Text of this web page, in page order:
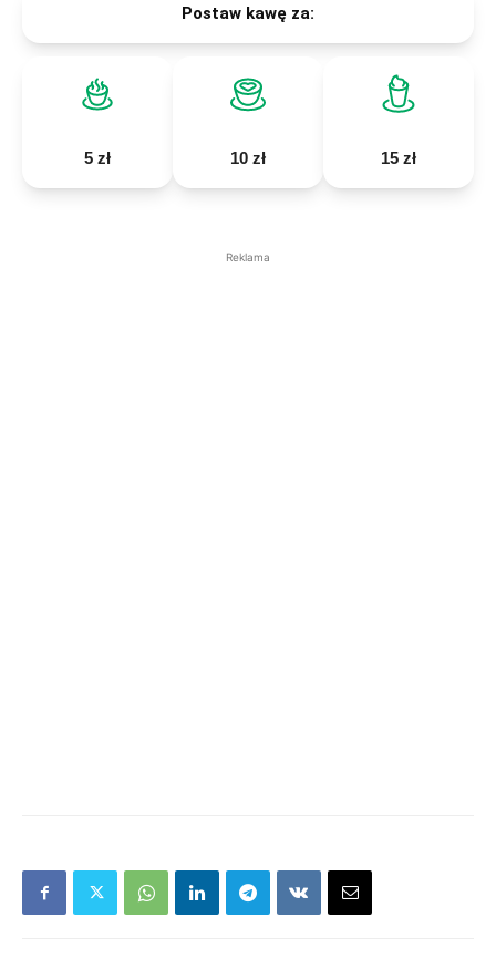
Postaw kawę za:
5 zł 10 zł 15 zł
Reklama